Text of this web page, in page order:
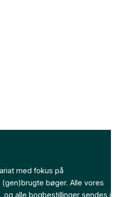
med fokus på
bøger. Alle vores
alle bogbestillinger sendes i